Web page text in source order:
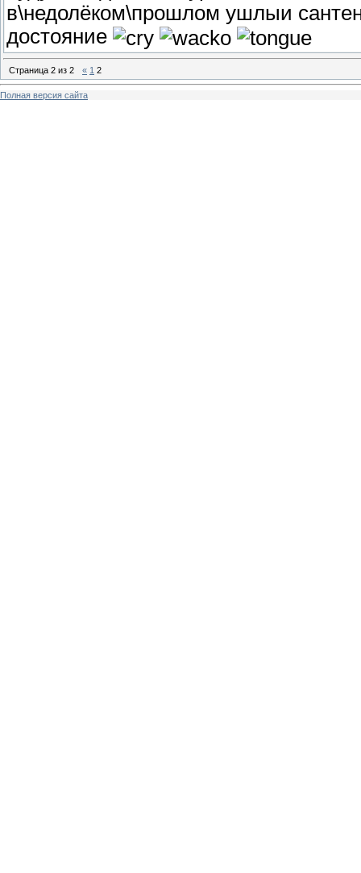
в\недолёком\прошлом ушлыи
достояние
Страница 2 из 2 « 1 2
Полная версия сайта